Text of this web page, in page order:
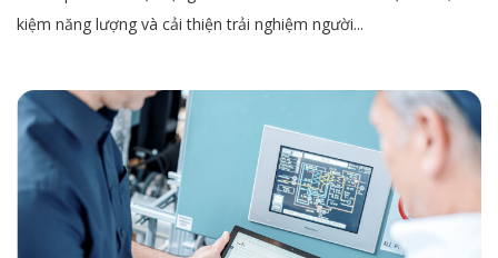
kiệm năng lượng và cải thiện trải nghiệm người...